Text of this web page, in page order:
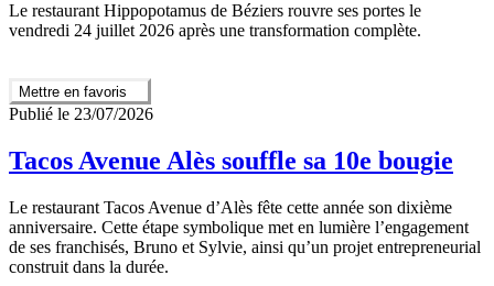
Le restaurant Hippopotamus de Béziers rouvre ses portes le
vendredi 24 juillet 2026 après une transformation complète.
Mettre en favoris
Publié le 23/07/2026
Tacos Avenue Alès souffle sa 10e bougie
Le restaurant Tacos Avenue d’Alès fête cette année son dixième
anniversaire. Cette étape symbolique met en lumière l’engagement
de ses franchisés, Bruno et Sylvie, ainsi qu’un projet entrepreneurial
construit dans la durée.